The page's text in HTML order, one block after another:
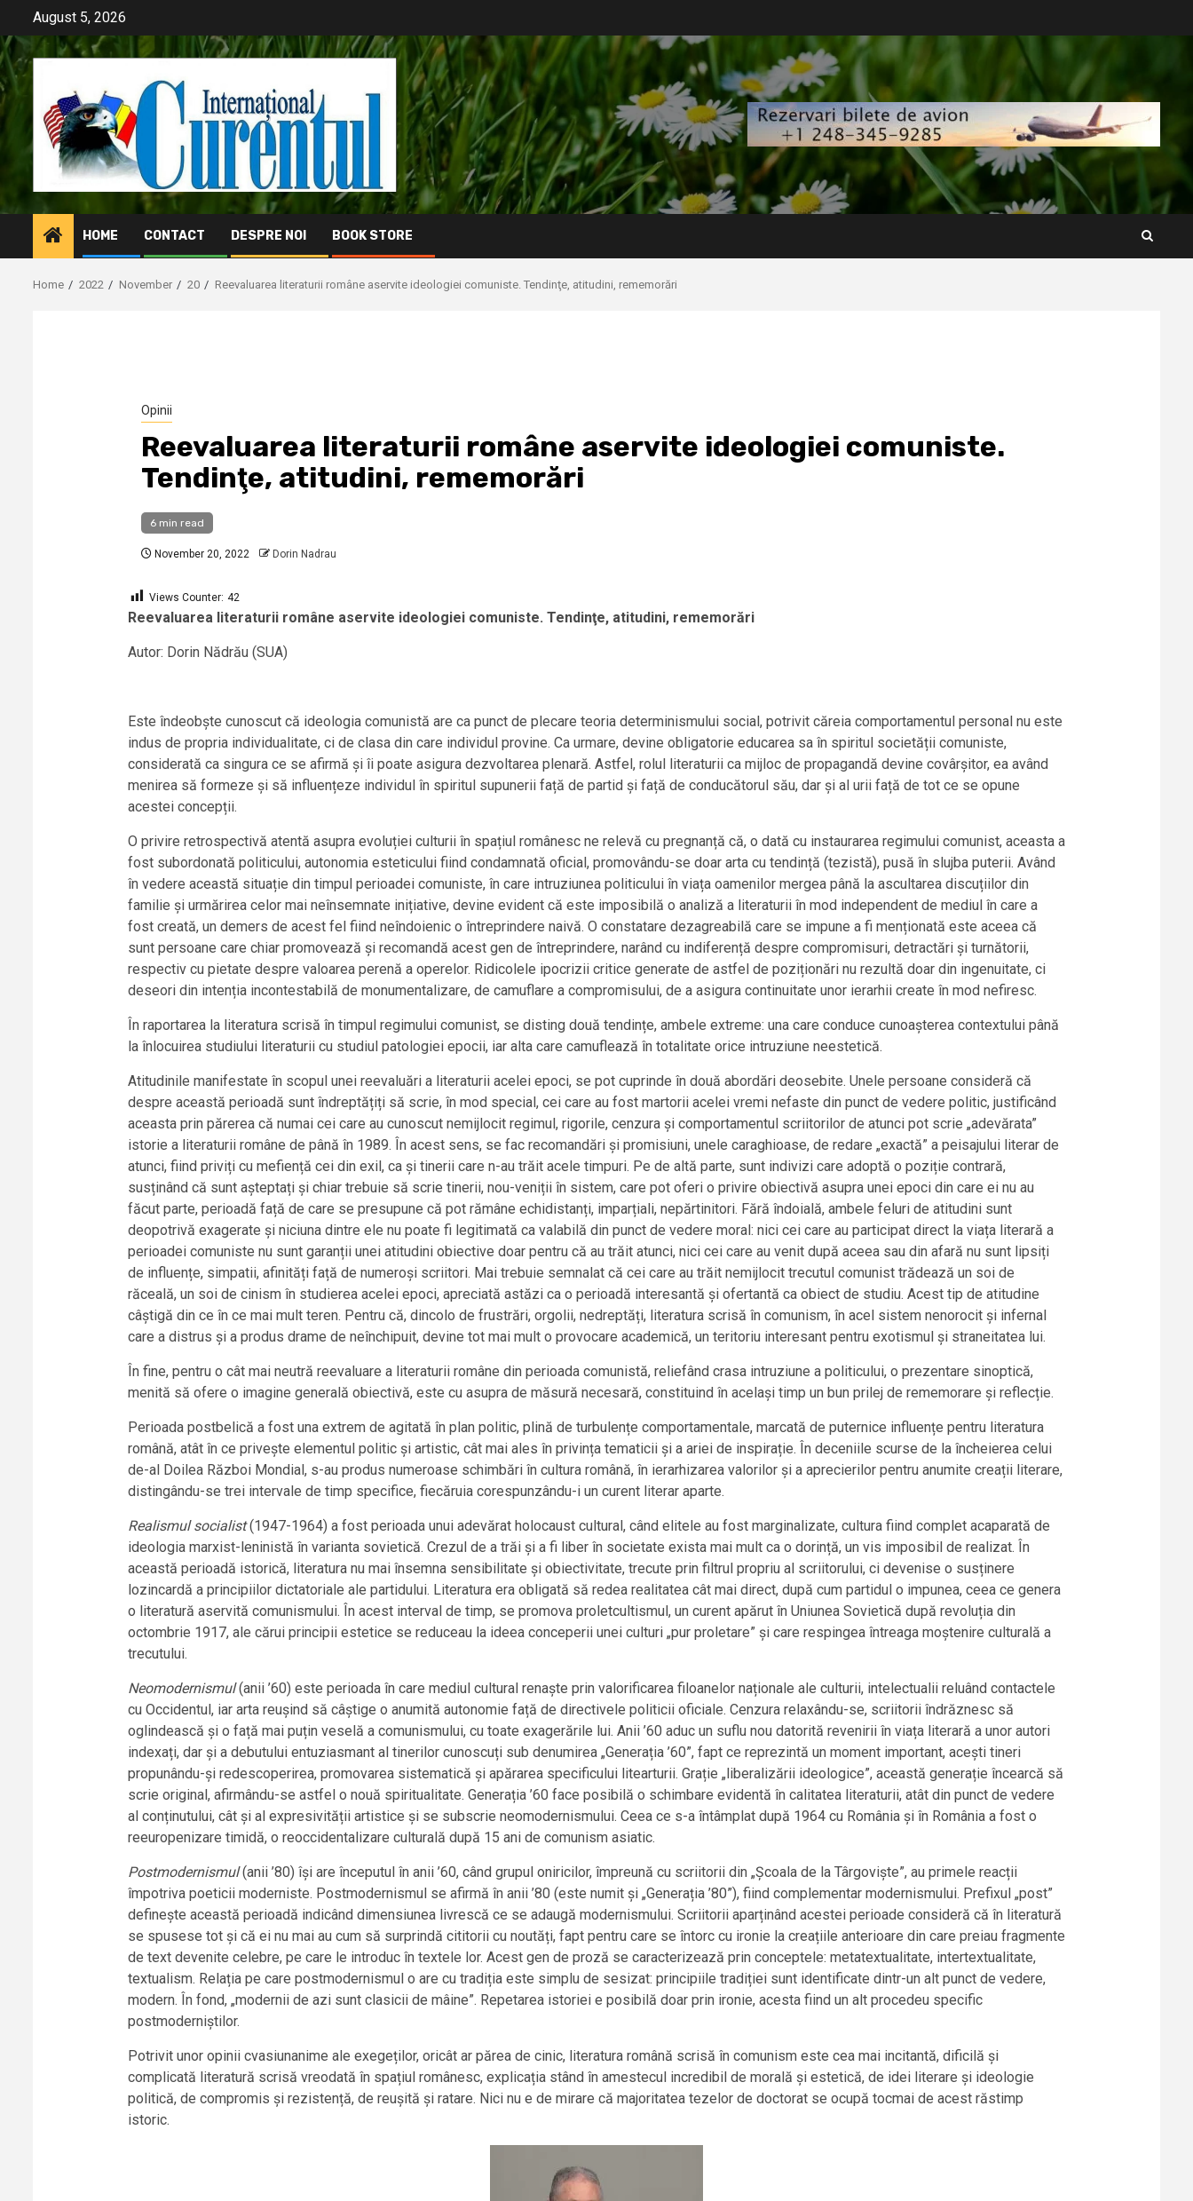
content
August 5, 2026
HOME CONTACT DESPRE NOI BOOK STORE
Home 2022 November 20 Reevaluarea literaturii române aservite ideologiei comuniste. Tendinţe, atitudini, rememorări
Opinii
Reevaluarea literaturii române aservite ideologiei comuniste.
Tendinţe, atitudini, rememorări
6 min read
November 20, 2022 Dorin Nadrau
Views Counter: 42
Reevaluarea literaturii române aservite ideologiei comuniste. Tendinţe, atitudini, rememorări
Autor: Dorin Nădrău (SUA)
Este îndeobște cunoscut că ideologia comunistă are ca punct de plecare teoria determinismului social, potrivit căreia comportamentul personal nu este
indus de propria individualitate, ci de clasa din care individul provine. Ca urmare, devine obligatorie educarea sa în spiritul societății comuniste,
considerată ca singura ce se afirmă și îi poate asigura dezvoltarea plenară. Astfel, rolul literaturii ca mijloc de propagandă devine covârșitor, ea având
menirea să formeze și să influențeze individul în spiritul supunerii față de partid și față de conducătorul său, dar și al urii față de tot ce se opune
acestei concepții.
O privire retrospectivă atentă asupra evoluției culturii în spațiul românesc ne relevă cu pregnanță că, o dată cu instaurarea regimului comunist, aceasta a
fost subordonată politicului, autonomia esteticului fiind condamnată oficial, promovându-se doar arta cu tendință (tezistă), pusă în slujba puterii. Având
în vedere această situație din timpul perioadei comuniste, în care intruziunea politicului în viața oamenilor mergea până la ascultarea discuțiilor din
familie și urmărirea celor mai neînsemnate inițiative, devine evident că este imposibilă o analiză a literaturii în mod independent de mediul în care a
fost creată, un demers de acest fel fiind neîndoienic o întreprindere naivă. O constatare dezagreabilă care se impune a fi menționată este aceea că
sunt persoane care chiar promovează și recomandă acest gen de întreprindere, narând cu indiferență despre compromisuri, detractări și turnătorii,
respectiv cu pietate despre valoarea perenă a operelor. Ridicolele ipocrizii critice generate de astfel de poziționări nu rezultă doar din ingenuitate, ci
deseori din intenția incontestabilă de monumentalizare, de camuflare a compromisului, de a asigura continuitate unor ierarhii create în mod nefiresc.
În raportarea la literatura scrisă în timpul regimului comunist, se disting două tendințe, ambele extreme: una care conduce cunoașterea contextului până
la înlocuirea studiului literaturii cu studiul patologiei epocii, iar alta care camuflează în totalitate orice intruziune neestetică.
Atitudinile manifestate în scopul unei reevaluări a literaturii acelei epoci, se pot cuprinde în două abordări deosebite. Unele persoane consideră că
despre această perioadă sunt îndreptățiți să scrie, în mod special, cei care au fost martorii acelei vremi nefaste din punct de vedere politic, justificând
aceasta prin părerea că numai cei care au cunoscut nemijlocit regimul, rigorile, cenzura și comportamentul scriitorilor de atunci pot scrie „adevărata”
istorie a literaturii române de până în 1989. În acest sens, se fac recomandări și promisiuni, unele caraghioase, de redare „exactă” a peisajului literar de
atunci, fiind priviți cu mefiență cei din exil, ca și tinerii care n-au trăit acele timpuri. Pe de altă parte, sunt indivizi care adoptă o poziție contrară,
susținând că sunt așteptați și chiar trebuie să scrie tinerii, nou-veniții în sistem, care pot oferi o privire obiectivă asupra unei epoci din care ei nu au
făcut parte, perioadă față de care se presupune că pot rămâne echidistanți, imparțiali, nepărtinitori. Fără îndoială, ambele feluri de atitudini sunt
deopotrivă exagerate și niciuna dintre ele nu poate fi legitimată ca valabilă din punct de vedere moral: nici cei care au participat direct la viața literară a
perioadei comuniste nu sunt garanții unei atitudini obiective doar pentru că au trăit atunci, nici cei care au venit după aceea sau din afară nu sunt lipsiți
de influențe, simpatii, afinități față de numeroși scriitori. Mai trebuie semnalat că cei care au trăit nemijlocit trecutul comunist trădează un soi de
răceală, un soi de cinism în studierea acelei epoci, apreciată astăzi ca o perioadă interesantă și ofertantă ca obiect de studiu. Acest tip de atitudine
câștigă din ce în ce mai mult teren. Pentru că, dincolo de frustrări, orgolii, nedreptăți, literatura scrisă în comunism, în acel sistem nenorocit și infernal
care a distrus și a produs drame de neînchipuit, devine tot mai mult o provocare academică, un teritoriu interesant pentru exotismul și straneitatea lui.
În fine, pentru o cât mai neutră reevaluare a literaturii române din perioada comunistă, reliefând crasa intruziune a politicului, o prezentare sinoptică,
menită să ofere o imagine generală obiectivă, este cu asupra de măsură necesară, constituind în același timp un bun prilej de rememorare și reflecție.
Perioada postbelică a fost una extrem de agitată în plan politic, plină de turbulențe comportamentale, marcată de puternice influențe pentru literatura
română, atât în ce privește elementul politic și artistic, cât mai ales în privința tematicii și a ariei de inspirație. În deceniile scurse de la încheierea celui
de-al Doilea Război Mondial, s-au produs numeroase schimbări în cultura română, în ierarhizarea valorilor și a aprecierilor pentru anumite creații literare,
distingându-se trei intervale de timp specifice, fiecăruia corespunzându-i un curent literar aparte.
Realismul socialist(1947-1964) a fost perioada unui adevărat holocaust cultural, când elitele au fost marginalizate, cultura fiind complet acaparată de
ideologia marxist-leninistă în varianta sovietică. Crezul de a trăi și a fi liber în societate exista mai mult ca o dorință, un vis imposibil de realizat. În
această perioadă istorică, literatura nu mai însemna sensibilitate și obiectivitate, trecute prin filtrul propriu al scriitorului, ci devenise o susținere
lozincardă a principiilor dictatoriale ale partidului. Literatura era obligată să redea realitatea cât mai direct, după cum partidul o impunea, ceea ce genera
o literatură aservită comunismului. În acest interval de timp, se promova proletcultismul, un curent apărut în Uniunea Sovietică după revoluția din
octombrie 1917, ale cărui principii estetice se reduceau la ideea conceperii unei culturi „pur proletare” și care respingea întreaga moștenire culturală a
trecutului.
Neomodernismul(anii ’60) este perioada în care mediul cultural renaște prin valorificarea filoanelor naționale ale culturii, intelectualii reluând contactele
cu Occidentul, iar arta reușind să câștige o anumită autonomie față de directivele politicii oficiale. Cenzura relaxându-se, scriitorii îndrăznesc să
oglindească și o față mai puțin veselă a comunismului, cu toate exagerările lui. Anii ’60 aduc un suflu nou datorită revenirii în viața literară a unor autori
indexați, dar și a debutului entuziasmant al tinerilor cunoscuți sub denumirea „Generația ’60”, fapt ce reprezintă un moment important, acești tineri
propunându-și redescoperirea, promovarea sistematică și apărarea specificului litearturii. Grație „liberalizării ideologice”, această generație încearcă să
scrie original, afirmându-se astfel o nouă spiritualitate. Generația ’60 face posibilă o schimbare evidentă în calitatea literaturii, atât din punct de vedere
al conținutului, cât și al expresivității artistice și se subscrie neomodernismului. Ceea ce s-a întâmplat după 1964 cu România și în România a fost o
reeuropenizare timidă, o reoccidentalizare culturală după 15 ani de comunism asiatic.
Postmodernismul(anii ’80) își are începutul în anii ’60, când grupul oniricilor, împreună cu scriitorii din „Școala de la Târgoviște”, au primele reacții
împotriva poeticii moderniste. Postmodernismul se afirmă în anii ’80 (este numit și „Generația ’80”), fiind complementar modernismului. Prefixul „post”
definește această perioadă indicând dimensiunea livrescă ce se adaugă modernismului. Scriitorii aparținând acestei perioade consideră că în literatură
se spusese tot și că ei nu mai au cum să surprindă cititorii cu noutăți, fapt pentru care se întorc cu ironie la creațiile anterioare din care preiau fragmente
de text devenite celebre, pe care le introduc în textele lor. Acest gen de proză se caracterizează prin conceptele: metatextualitate, intertextualitate,
textualism. Relația pe care postmodernismul o are cu tradiția este simplu de sesizat: principiile tradiției sunt identificate dintr-un alt punct de vedere,
modern. În fond, „modernii de azi sunt clasicii de mâine”. Repetarea istoriei e posibilă doar prin ironie, acesta fiind un alt procedeu specific
postmoderniștilor.
Potrivit unor opinii cvasiunanime ale exegeților, oricât ar părea de cinic, literatura română scrisă în comunism este cea mai incitantă, dificilă și
complicată literatură scrisă vreodată în spațiul românesc, explicația stând în amestecul incredibil de morală și estetică, de idei literare și ideologie
politică, de compromis și rezistență, de reușită și ratare. Nici nu e de mirare că majoritatea tezelor de doctorat se ocupă tocmai de acest răstimp
istoric.